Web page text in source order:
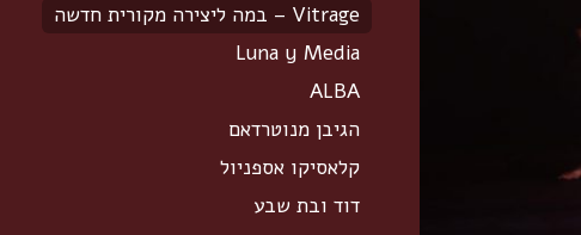
Vitrage – במה ליצירה מקורית חדשה
Luna y Media
ALBA
הגיבן מנוטרדאם
קלאסיקו אספניול
דוד ובת שבע